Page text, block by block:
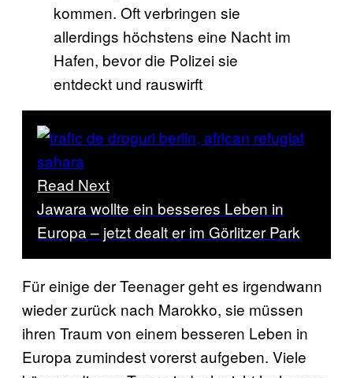
kommen. Oft verbringen sie
allerdings höchstens eine Nacht im
Hafen, bevor die Polizei sie
entdeckt und rauswirft
Read Next
Jawara wollte ein besseres Leben in
Europa – jetzt dealt er im Görlitzer Park
Für einige der Teenager geht es irgendwann
wieder zurück nach Marokko, sie müssen
ihren Traum von einem besseren Leben in
Europa zumindest vorerst aufgeben. Viele